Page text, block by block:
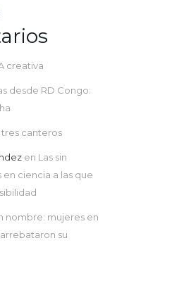
creativa
desde RD Congo:
tres canteros
en Las sin
ciencia a las que
nombre: mujeres en
su